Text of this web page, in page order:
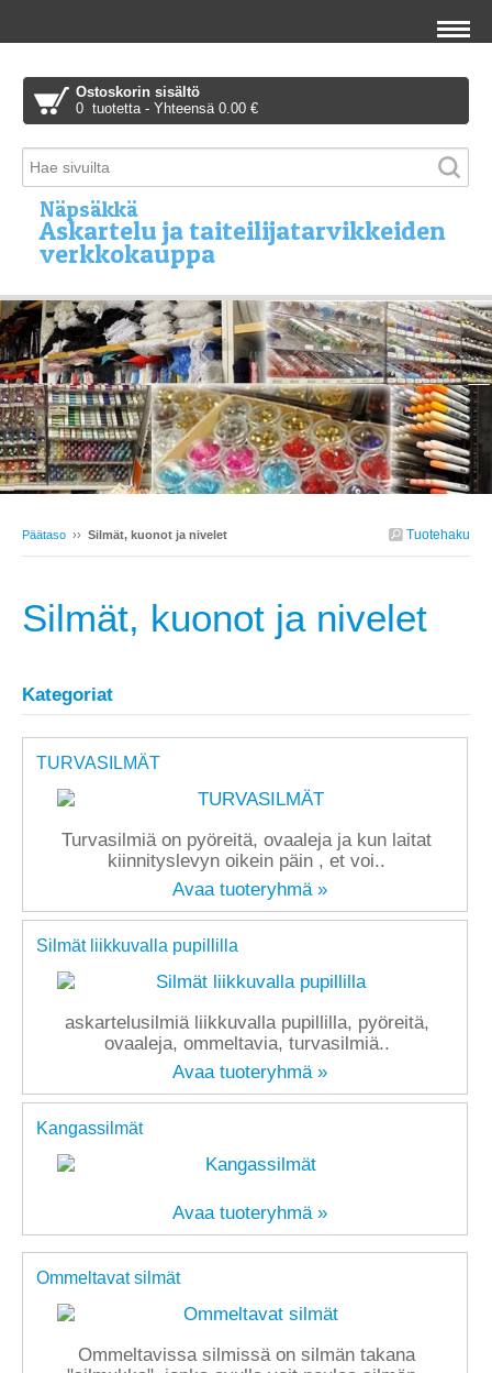
Ostoskorin sisältö
0 tuotetta - Yhteensä 0.00 €
Näpsäkkä
Askartelu ja taiteilijatarvikkeiden
verkkokauppa
Tuotehaku
Päätaso ›› Silmät, kuonot ja nivelet
Silmät, kuonot ja nivelet
Kategoriat
TURVASILMÄT
Turvasilmiä on pyöreitä, ovaaleja ja kun laitat
kiinnityslevyn oikein päin , et voi..
Avaa tuoteryhmä »
Silmät liikkuvalla pupillilla
askartelusilmiä liikkuvalla pupillilla, pyöreitä,
ovaaleja, ommeltavia, turvasilmiä..
Avaa tuoteryhmä »
Kangassilmät
Avaa tuoteryhmä »
Ommeltavat silmät
Ommeltavissa silmissä on silmän takana